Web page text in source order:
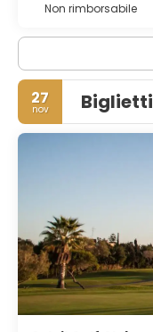
Non rimborsabile
27
nov Biglietti